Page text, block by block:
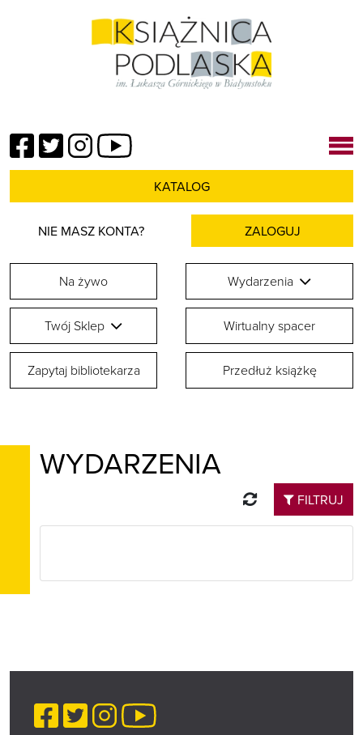
KATALOG
NIE MASZ KONTA? ZALOGUJ
Facebook
TwitterInstagram
YouTube
Na żywo Wydarzenia
Twój Sklep Wirtualny spacer
Zapytaj bibliotekarza Przedłuż książkę
WYDARZENIA
OdświeżFILTRUJ
Facebook
TwitterInstagram
YouTube